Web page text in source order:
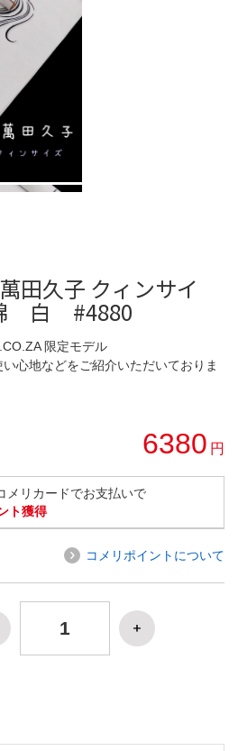
田久子 クィンサイ
白 #4880
限定モデル
心地などをご紹介いただいておりま
6380 円
メリカードでお支払いで
ト獲得
コメリポイントについて